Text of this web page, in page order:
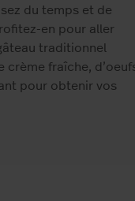
du temps et de
en pour aller
traditionnel
crème fraîche,
pour obtenir vos